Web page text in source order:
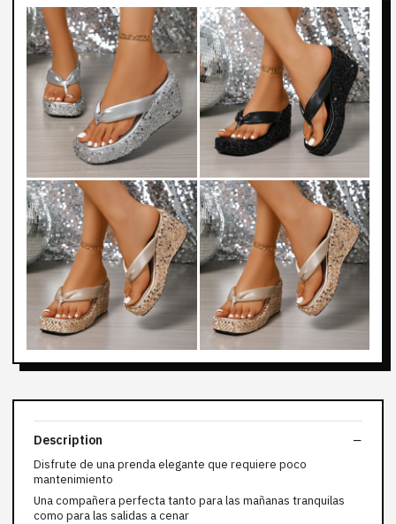
Description
Disfrute de una prenda elegante que requiere poco
mantenimiento
Una compañera perfecta tanto para las mañanas tranquilas
como para las salidas a cenar